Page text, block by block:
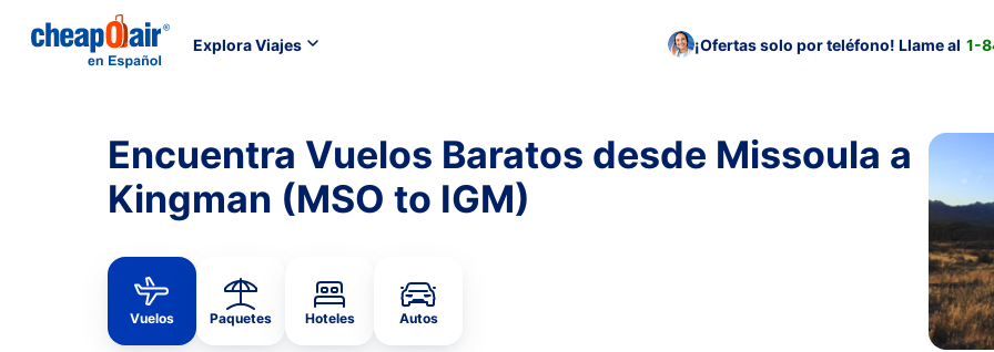
Explora Viajes ¡Ofertas solo por teléfono! Llame al 1-
Encuentra Vuelos Baratos desde Missoula a
Kingman (MSO to IGM)
Vuelos Paquetes Hoteles Autos